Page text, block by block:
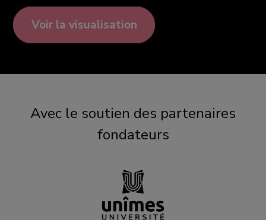
Voir la visualisation
Avec le soutien des partenaires
fondateurs